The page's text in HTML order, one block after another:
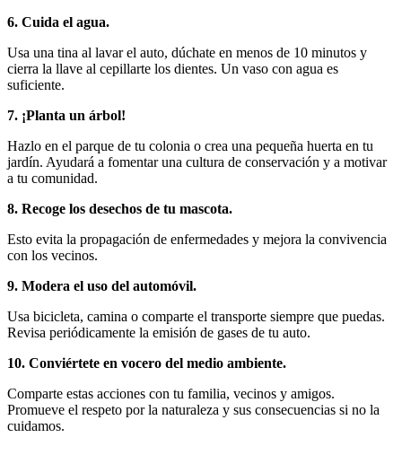
6. Cuida el agua.
Usa una tina al lavar el auto, dúchate en menos de 10 minutos y
cierra la llave al cepillarte los dientes. Un vaso con agua es
suficiente.
7. ¡Planta un árbol!
Hazlo en el parque de tu colonia o crea una pequeña huerta en tu
jardín. Ayudará a fomentar una cultura de conservación y a motivar
a tu comunidad.
8. Recoge los desechos de tu mascota.
Esto evita la propagación de enfermedades y mejora la convivencia
con los vecinos.
9. Modera el uso del automóvil.
Usa bicicleta, camina o comparte el transporte siempre que puedas.
Revisa periódicamente la emisión de gases de tu auto.
10. Conviértete en vocero del medio ambiente.
Comparte estas acciones con tu familia, vecinos y amigos.
Promueve el respeto por la naturaleza y sus consecuencias si no la
cuidamos.